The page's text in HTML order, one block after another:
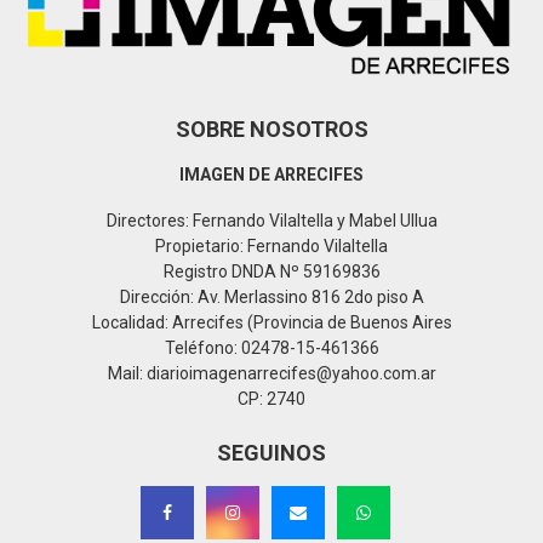
SOBRE NOSOTROS
IMAGEN DE ARRECIFES
Directores: Fernando Vilaltella y Mabel Ullua
Propietario: Fernando Vilaltella
Registro DNDA Nº 59169836
Dirección: Av. Merlassino 816 2do piso A
Localidad: Arrecifes (Provincia de Buenos Aires
Teléfono: 02478-15-461366
Mail: diarioimagenarrecifes@yahoo.com.ar
CP: 2740
SEGUINOS